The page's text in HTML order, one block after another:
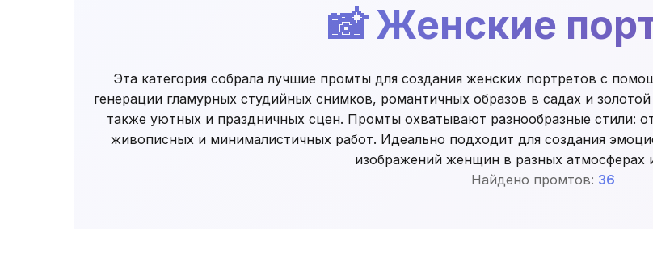
📸Женские
Эта категория собрала лучшие промты для создания женских портретов с
генерации гламурных студийных снимков, романтичных образов в садах и
также уютных и праздничных сцен. Промты охватывают разнообразные стили:
живописных и минималистичных работ. Идеально подходит для создания
изображений женщин в разных атмосферах
Найдено промтов: 36